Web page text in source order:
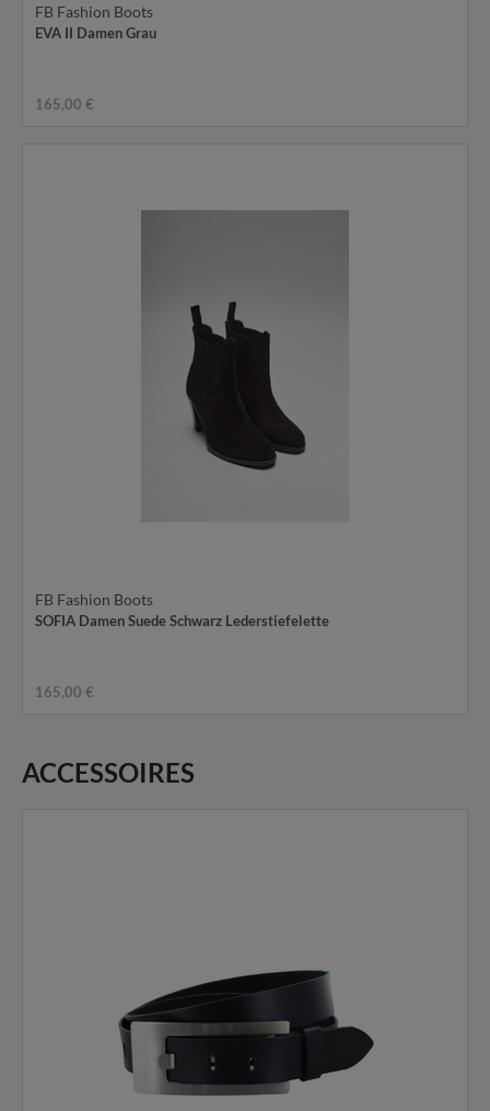
FB Fashion Boots
EVA II Damen Grau
165,00 €
FB Fashion Boots
SOFIA Damen Suede Schwarz Lederstiefelette
165,00 €
ACCESSOIRES